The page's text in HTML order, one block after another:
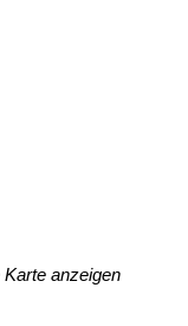
Karte anzeigen